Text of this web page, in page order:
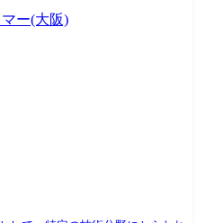
開発に携わることができる 国産
サービス、CRM(Customer
ラン予約管理SaaSサービスなど、
に関して主要なポジションを当社
に対する企画/提案・要件定義・設
る部分や、アーキテクチャや
ー(大阪)